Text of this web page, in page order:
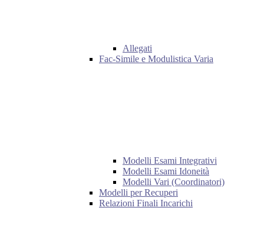
Allegati
Fac-Simile e Modulistica Varia
Modelli Esami Integrativi
Modelli Esami Idoneità
Modelli Vari (Coordinatori)
Modelli per Recuperi
Relazioni Finali Incarichi